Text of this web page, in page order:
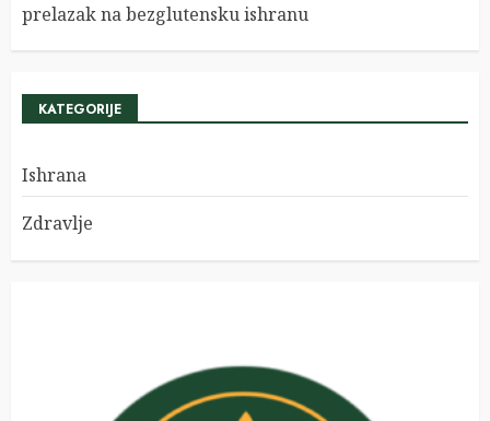
prelazak na bezglutensku ishranu
KATEGORIJE
Ishrana
Zdravlje